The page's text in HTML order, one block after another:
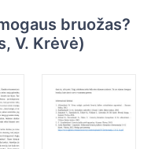
bruožas?
V. Krėvė)